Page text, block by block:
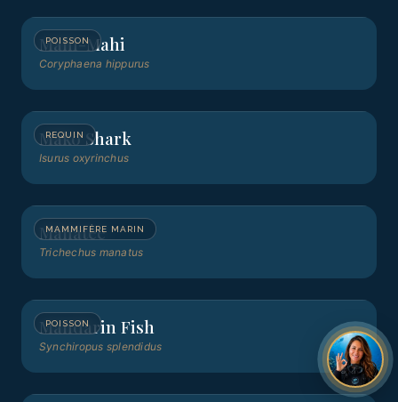
POISSON
Mahi-Mahi
Coryphaena hippurus
REQUIN
Mako Shark
Isurus oxyrinchus
MAMMIFÈRE MARIN
Manatee
Trichechus manatus
POISSON
Mandarin Fish
Synchiropus splendidus